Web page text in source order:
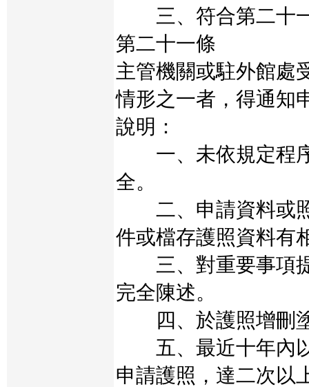
三、符合第二十
第二十一條
主管機關或駐外館處
情形之一者，得通知
說明：
一、未依規定程
全。
二、申請資料或照
件或檔存護照資料有
三、對重要事項提
完全陳述。
四、於護照增刪
五、最近十年內以
申請護照，達二次以